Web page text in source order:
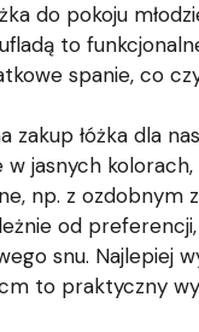
do pokoju
to
spanie, co
zakup łóżka dla
jasnych
np. z ozdobnym
od
snu. Najlepiej
to praktyczny